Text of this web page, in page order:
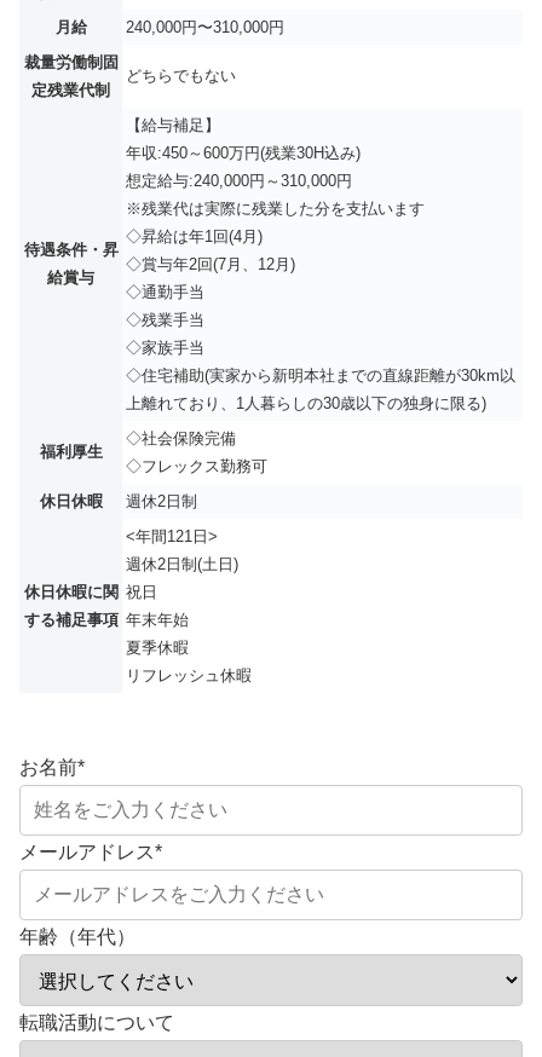
月給
240,000円〜310,000円
裁量労働制固
定残業代制
どちらでもない
待遇条件・昇
給賞与
【給与補足】
年収:450～600万円(残業30H込み)
想定給与:240,000円～310,000円
※残業代は実際に残業した分を支払います
◇昇給は年1回(4月)
◇賞与年2回(7月、12月)
◇通勤手当
◇残業手当
◇家族手当
◇住宅補助(実家から新明本社までの直線距離が30km以
上離れており、1人暮らしの30歳以下の独身に限る)
福利厚生
◇社会保険完備
◇フレックス勤務可
休日休暇
週休2日制
休日休暇に関
する補足事項
<年間121日>
週休2日制(土日)
祝日
年末年始
夏季休暇
リフレッシュ休暇
お名前*
メールアドレス*
年齢（年代）
転職活動について